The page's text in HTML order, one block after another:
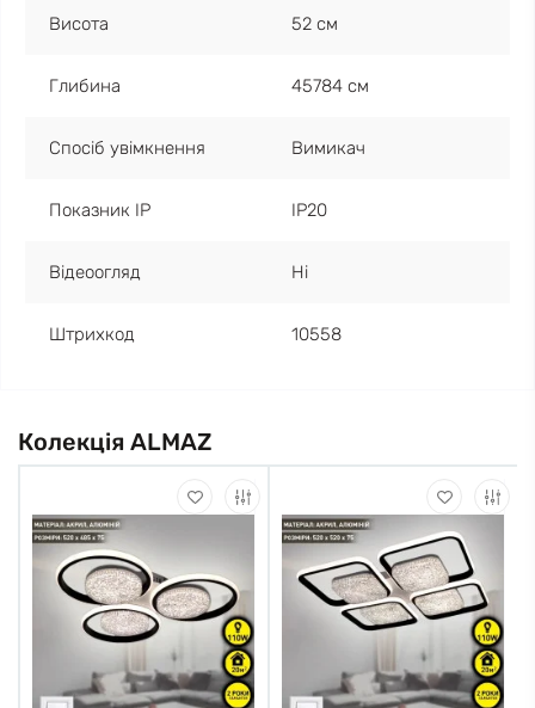
Висота 52 см
Глибина 45784 см
Спосіб увімкнення Вимикач
Показник IP IP20
Відеоогляд Ні
Штрихкод 10558
Колекція ALMAZ